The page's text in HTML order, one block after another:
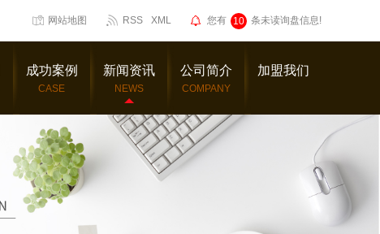
网站地图 RSS XML 您有 10 条未读询盘信息!
成功案例
CASE
新闻资讯
NEWS
公司简介
COMPANY
加盟我们